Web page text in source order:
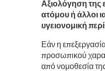
Αξιολόγηση της
ατόμου ή άλλοι
υγειονομική
Εάν η
προσωπικού
από νομοθεσία